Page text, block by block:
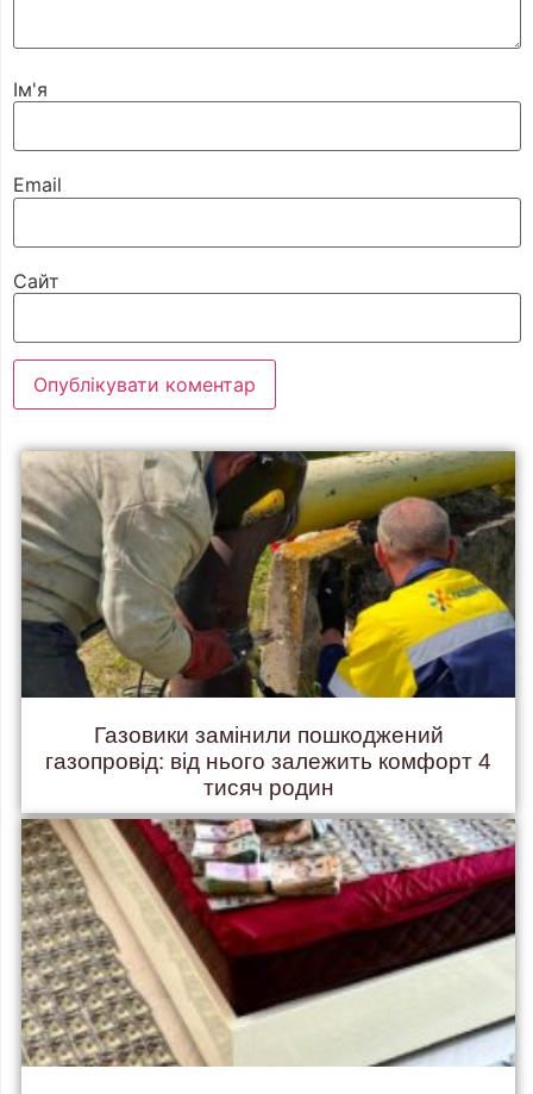
Ім'я
Email
Сайт
Газовики замінили пошкоджений
газопровід: від нього залежить комфорт 4
тисяч родин